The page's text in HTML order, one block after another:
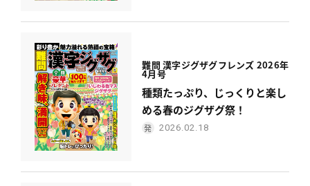
難問 漢字ジグザグフレンズ 2026年
4月号
種類たっぷり、じっくりと楽し
める春のジグザグ祭！
2026.02.18